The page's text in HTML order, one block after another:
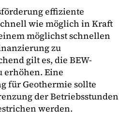
effiziente
wie möglich in Kraft
möglichst schnellen
zu
gilt es, die BEW-
erhöhen. Eine
für Geothermie sollte
der Betriebsstunden
werden.